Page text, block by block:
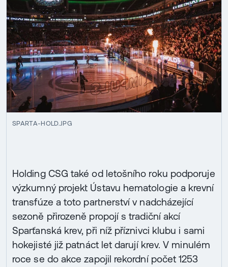
SPARTA-HOLD.JPG
Holding CSG také od letošního roku podporuje
výzkumný projekt Ústavu hematologie a krevní
transfúze a toto partnerství v nadcházející
sezoně přirozeně propojí s tradiční akcí
Sparťanská krev, při níž příznivci klubu i sami
hokejisté již patnáct let darují krev. V minulém
roce se do akce zapojil rekordní počet 1253